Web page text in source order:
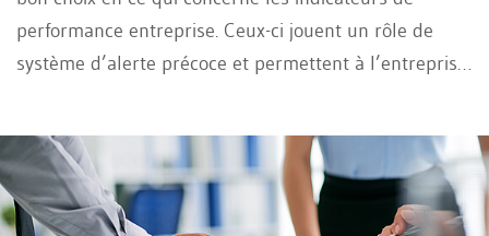
performance entreprise. Ceux-ci jouent un rôle de
système d’alerte précoce et permettent à l’entreprise
comment sélectionner les bons indicateurs et
structurer un véritable système d’indicateurs.